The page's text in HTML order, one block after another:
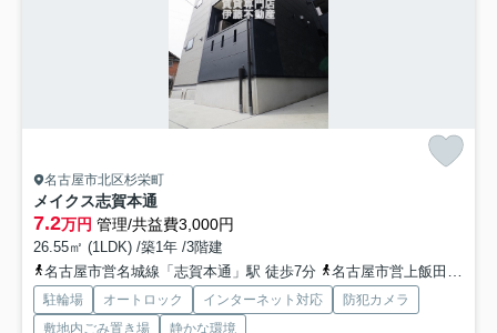
名古屋市北区杉栄町
メイクス志賀本通
7.2万円 管理/共益費3,000円
26.55㎡ (1LDK) /築1年 /3階建
名古屋市営名城線「志賀本通」駅 徒歩7分
名古屋市営上飯田線「平安通」駅 徒歩10分
駐輪場 オートロック インターネット対応
防犯カメラ
敷地内ごみ置き場
静かな環境